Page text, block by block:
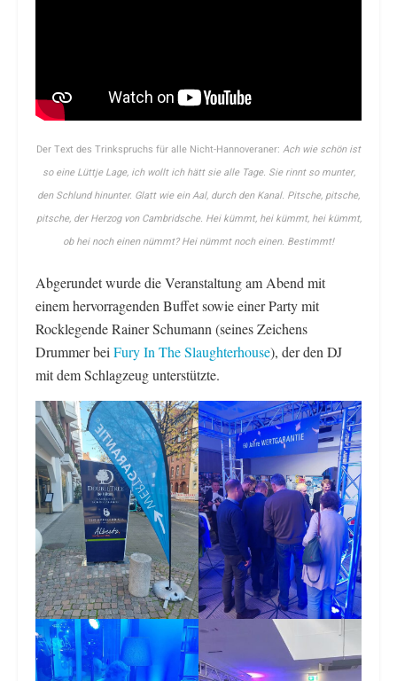
Der Text des Trinkspruchs für alle Nicht-Hannoveraner: Ach wie schön ist
so eine Lüttje Lage, ich wollt ich hätt sie alle Tage. Sie rinnt so munter,
den Schlund hinunter. Glatt wie ein Aal, durch den Kanal. Pitsche, pitsche,
pitsche, der Herzog von Cambridsche. Hei kümmt, hei kümmt, hei kümmt,
ob hei noch einen nümmt? Hei nümmt noch einen. Bestimmt!
Abgerundet wurde die Veranstaltung am Abend mit
einem hervorragenden Buffet sowie einer Party mit
Rocklegende Rainer Schumann (seines Zeichens
Drummer beiFuryIn The Slaughterhouse), der den DJ
mit dem Schlagzeug unterstützte.